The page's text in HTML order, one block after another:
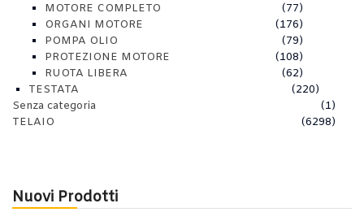
MOTORE COMPLETO
(77)
ORGANI MOTORE
(176)
POMPA OLIO
(79)
PROTEZIONE MOTORE
(108)
RUOTA LIBERA
(62)
TESTATA
(220)
Senza categoria
(1)
TELAIO
(6298)
Nuovi Prodotti